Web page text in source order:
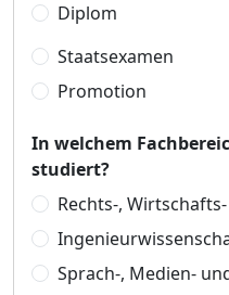
Diplom
Staatsexamen
Promotion
In welchem
studiert?
Rechts-,
Sprach-, Medien-